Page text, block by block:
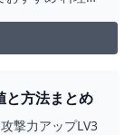
ど。 ライフ少
と方法まとめ
撃力アップLV3